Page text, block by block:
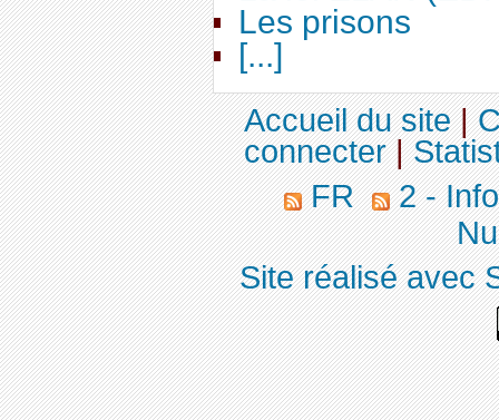
Les prisons
[...]
Accueil du site|
connecter|
FR
2 -
Site réalisé avec